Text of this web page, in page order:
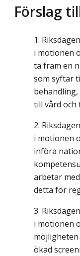
Förslag
i motionen
ta fram en
som syftar
till vård
i motionen
införa
arbetar
detta för
i motionen
ökad